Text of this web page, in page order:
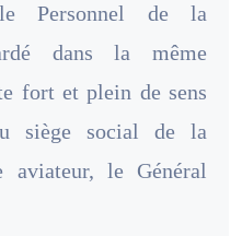
Personnel de la
dans la même
fort et plein de sens
siège social de la
le Général